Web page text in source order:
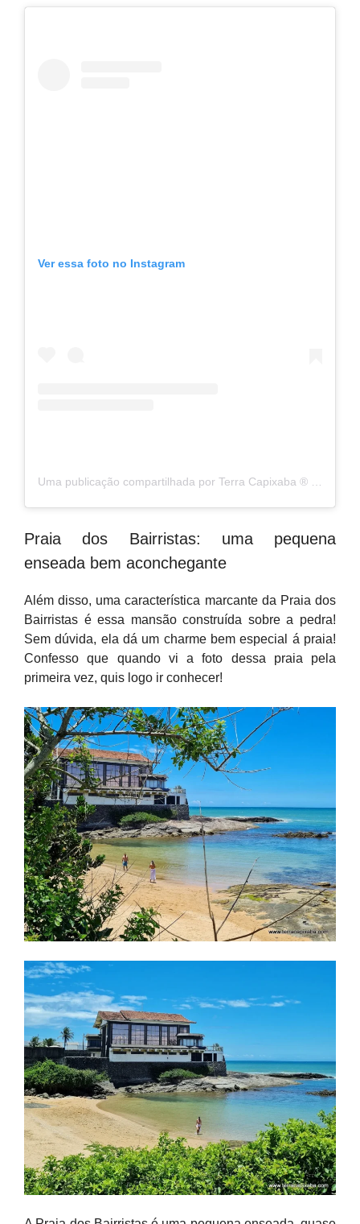
Ver essa foto no Instagram
Praia dos Bairristas: uma pequena
enseada bem aconchegante
Além disso, uma característica marcante da Praia dos
Bairristas é essa mansão construída sobre a pedra!
Sem dúvida, ela dá um charme bem especial á praia!
Confesso que quando vi a foto dessa praia pela
primeira vez, quis logo ir conhecer!